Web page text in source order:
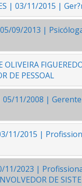
| 03/11/2015 |
09/2013 |
OLIVEIRA
DE PESSOAL
05/11/2008 |
11/2015 |
11/2023 |
DE